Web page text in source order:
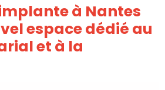
à Nantes
espace dédié au
et à la